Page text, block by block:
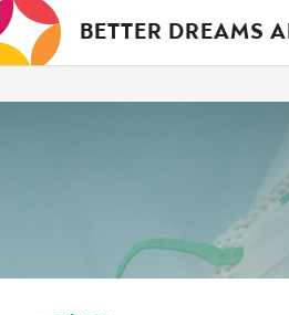
Saltar
para
o
BETTER DREAMS